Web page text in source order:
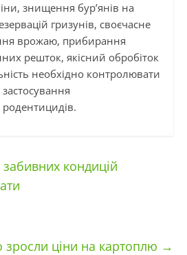
знищення бур’янів на
гризунів, своєчасне
врожаю, прибирання
решток, якісний обробіток
необхідно контролювати
кондицій
зросли ціни на картоплю →